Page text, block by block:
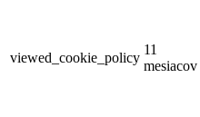
viewed_cookie_policy
11
mesiacov